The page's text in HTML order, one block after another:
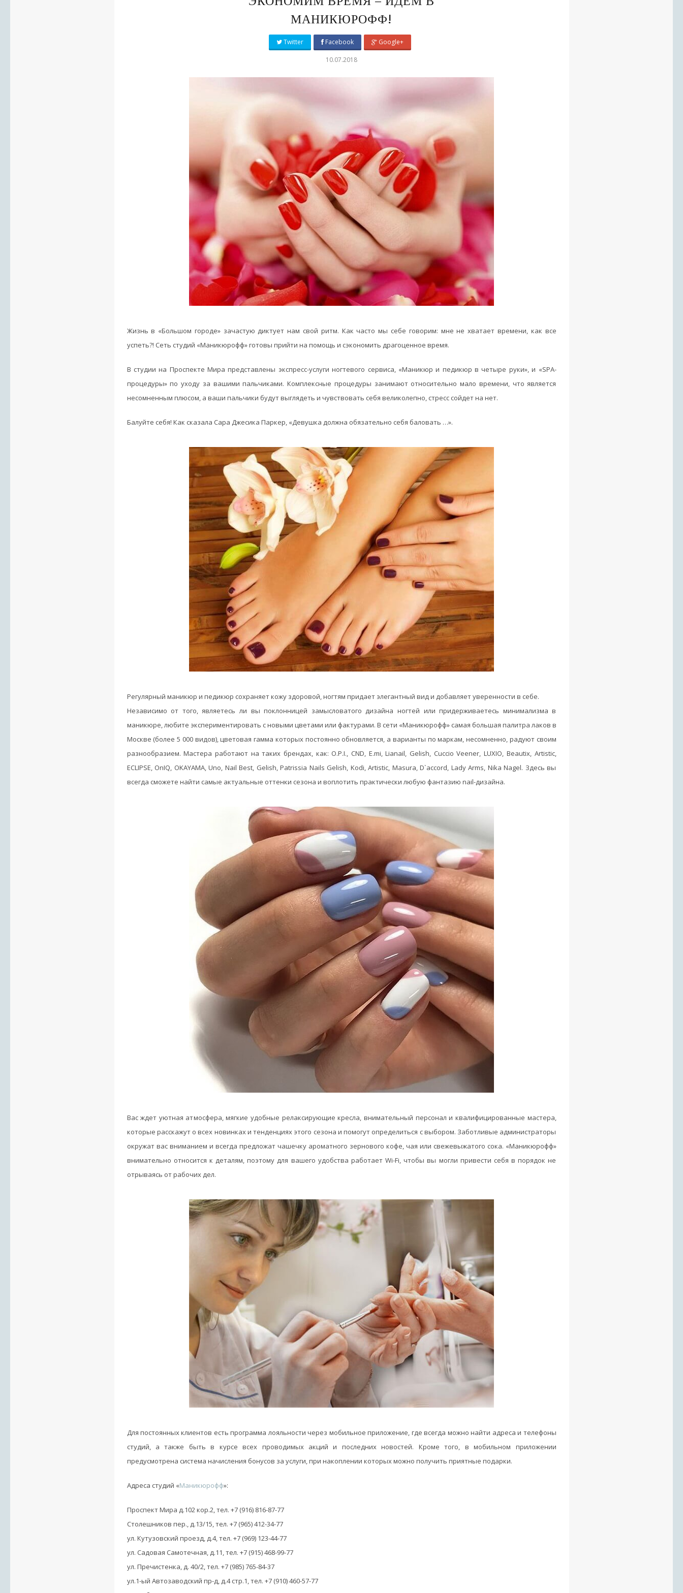
МАНИКЮРОФФ!
Twitter Facebook Google+
10.07.2018
Жизнь в «Большом городе» зачастую диктует нам свой ритм. Как часто мы себе говорим: мне не хватает времени, как все
успеть?! Сеть студий «Маникюрофф» готовы прийти на помощь и сэкономить драгоценное время.
В студии на Проспекте Мира представлены экспресс-услуги ногтевого сервиса, «Маникюр и педикюр в четыре руки», и «SPA-
процедуры» по уходу за вашими пальчиками. Комплексные процедуры занимают относительно мало времени, что является
несомненным плюсом, а ваши пальчики будут выглядеть и чувствовать себя великолепно, стресс сойдет на нет.
Балуйте себя! Как сказала Сара Джесика Паркер, «Девушка должна обязательно себя баловать …».
Регулярный маникюр и педикюр сохраняет кожу здоровой, ногтям придает элегантный вид и добавляет уверенности в себе.
Независимо от того, являетесь ли вы поклонницей замысловатого дизайна ногтей или придерживаетесь минимализма в
маникюре, любите экспериментировать с новыми цветами или фактурами. В сети «Маникюрофф» самая большая палитра лаков в
Москве (более 5 000 видов), цветовая гамма которых постоянно обновляется, а варианты по маркам, несомненно, радуют своим
разнообразием. Мастера работают на таких брендах, как: O.P.I., CND, E.mi, Lianail, Gelish, Cuccio Veener, LUXIO, Beautix, Artistic,
ECLIPSE, OnIQ, OKAYAMA, Uno, Nail Best, Gelish, Patrissia Nails Gelish, Kodi, Artistic, Masura, D`accord, Lady Arms, Nika Nagel. Здесь вы
всегда сможете найти самые актуальные оттенки сезона и воплотить практически любую фантазию nail-дизайна.
Вас ждет уютная атмосфера, мягкие удобные релаксирующие кресла, внимательный персонал и квалифицированные мастера,
которые расскажут о всех новинках и тенденциях этого сезона и помогут определиться с выбором. Заботливые администраторы
окружат вас вниманием и всегда предложат чашечку ароматного зернового кофе, чая или свежевыжатого сока. «Маникюрофф»
внимательно относится к деталям, поэтому для вашего удобства работает Wi-Fi, чтобы вы могли привести себя в порядок не
отрываясь от рабочих дел.
Для постоянных клиентов есть программа лояльности через мобильное приложение, где всегда можно найти адреса и телефоны
студий, а также быть в курсе всех проводимых акций и последних новостей. Кроме того, в мобильном приложении
предусмотрена система начисления бонусов за услуги, при накоплении которых можно получить приятные подарки.
Адреса студий «Маникюрофф»:
Проспект Мира д.102 кор.2, тел. +7 (916) 816-87-77
Столешников пер., д.13/15, тел. +7 (965) 412-34-77
ул. Кутузовский проезд, д.4, тел. +7 (969) 123-44-77
ул. Садовая Самотечная, д.11, тел. +7 (915) 468-99-77
ул. Пречистенка, д. 40/2, тел. +7 (985) 765-84-37
ул.1-ый Автозаводский пр-д, д.4 стр.1, тел. +7 (910) 460-57-77